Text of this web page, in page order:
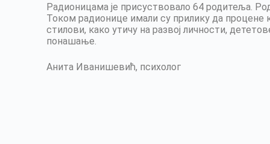
Радионицама је присуствовало 64 родитеља.
Током радионице имали су прилику да процене
стилови, како утичу на развој личности,
понашање.
Анита Иванишевић, психолог